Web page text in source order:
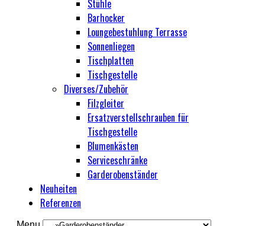
Stühle
Barhocker
Loungebestuhlung Terrasse
Sonnenliegen
Tischplatten
Tischgestelle
Diverses/Zubehör
Filzgleiter
Ersatzverstellschrauben für
Tischgestelle
Blumenkästen
Serviceschränke
Garderobenständer
Neuheiten
Referenzen